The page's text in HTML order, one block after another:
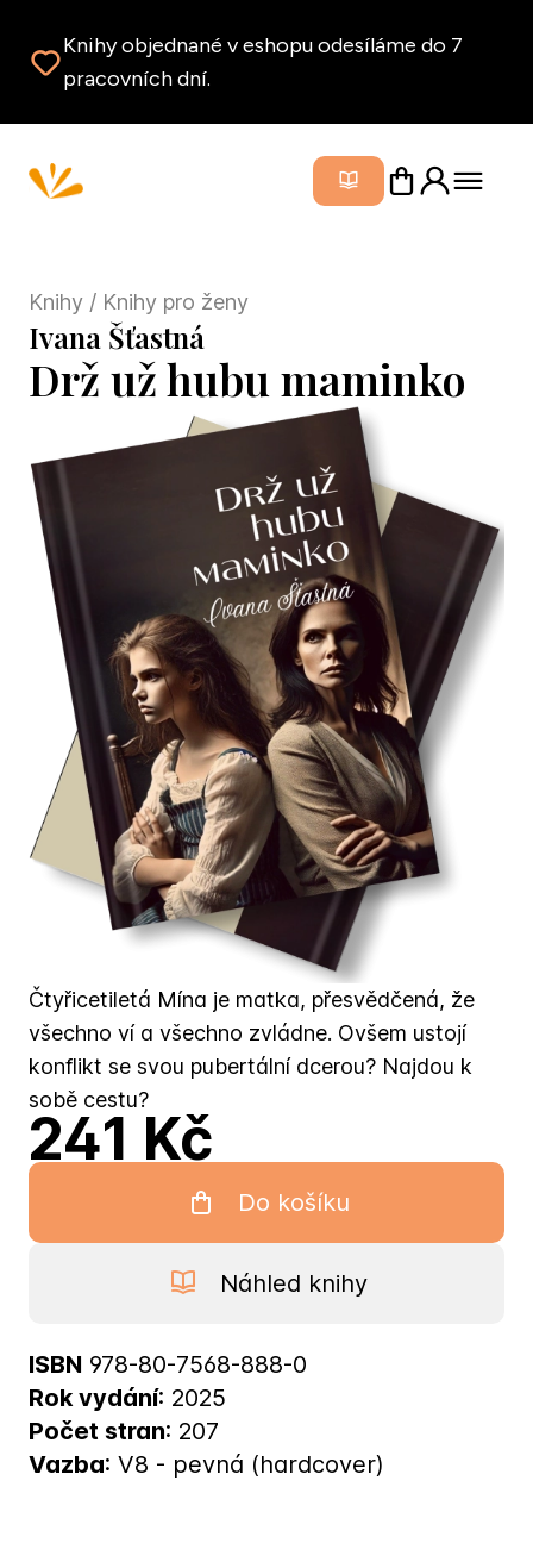
Knihy objednané v eshopu odesíláme do 7
pracovních dní.
Zavřít
Knihy / Knihy pro ženy
Ivana Šťastná
Drž už hubu maminko
Čtyřicetiletá Mína je matka, přesvědčená, že
všechno ví a všechno zvládne. Ovšem ustojí
konflikt se svou pubertální dcerou? Najdou k
sobě cestu?
241 Kč
Do košíku
Náhled knihy
ISBN 978-80-7568-888-0
Rok vydání: 2025
Počet stran: 207
Vazba: V8 - pevná (hardcover)